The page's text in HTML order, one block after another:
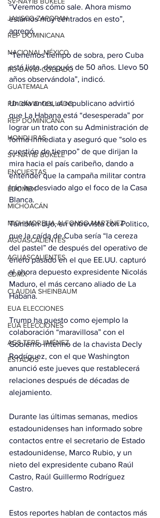
JALISCO-ZAPOPAN
REP DOMINICANA
NACIONAL MÉXICO
RD-DAVID COLLADO
GUATEMALA
RD-DAVID COLLADO
REP DOMINICANA
HONDURAS
SV-NAYIB BUKELE
ENCUESTAS
EDOMEX
MICHOACÁN
MICH-MORELIA-ALFONSO MARTÍNEZ
AGUASCALIENTES
AGUASCALIENTES
CDMX
CLAUDIA SHEINBAUM
EUA ELECCIONES
EUA ELECCIONES
AGS-TERE JIMÉNEZ
ESTADOS
“Veremos cómo sale. Ahora mismo
estamos muy centrados en esto”,
agregó.
“Tenemos tiempo de sobra, pero Cuba
está lista, después de 50 años. Llevo 50
años observándola”, indicó.
Un día antes, el republicano advirtió
que La Habana está “desesperada” por
lograr un trato con su Administración de
forma inmediata y aseguró que “solo es
cuestión de tiempo” de que dirijan la
mira hacia el país caribeño, dando a
entender que la campaña militar contra
Irán ha desviado algo el foco de la Casa
Blanca.
También dijo, en entrevista con Politico,
que la caída de Cuba sería “la cereza
del pastel” de después del operativo de
enero pasado en el que EE.UU. capturó
al ahora depuesto expresidente Nicolás
Maduro, el más cercano aliado de La
Habana.
Trump ha puesto como ejemplo la
colaboración “maravillosa” con el
Gobierno interino de la chavista Decly
Rodríguez, con el que Washington
anunció este jueves que restablecerá
relaciones después de décadas de
alejamiento.
Durante las últimas semanas, medios
estadounidenses han informado sobre
contactos entre el secretario de Estado
estadounidense, Marco Rubio, y un
nieto del expresidente cubano Raúl
Castro, Raúl Guillermo Rodríguez
Castro.
Estos reportes hablan de contactos más